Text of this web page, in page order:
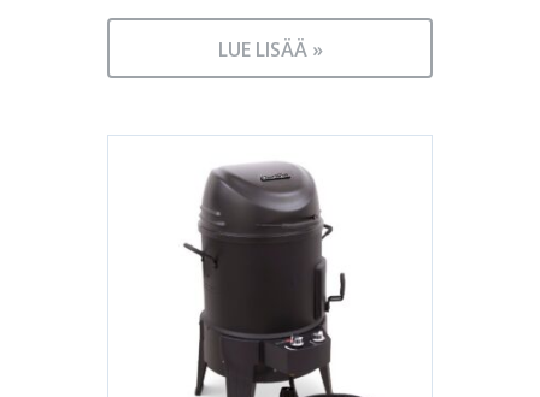
LUE LISÄÄ »